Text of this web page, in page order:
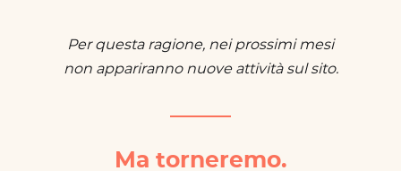
Per questa ragione, nei prossimi mesi
non appariranno nuove attività sul sito.
Ma torneremo.